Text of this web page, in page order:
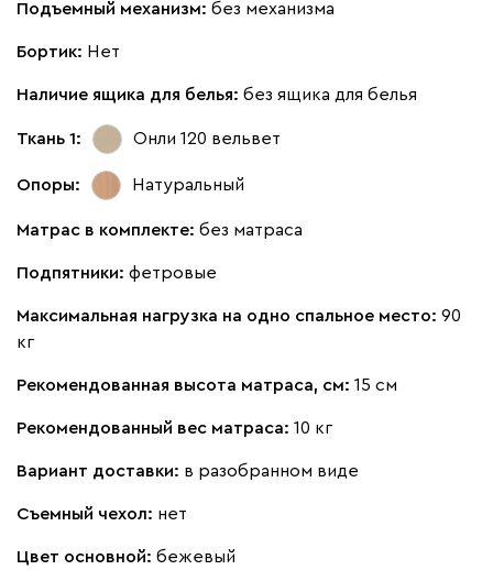
Букле
Терра
Подъемный механизм: без механизма
Бортик: Нет
Наличие ящика для белья: без ящика для белья
Ткань 1: Онли 120 вельвет
Опоры: Натуральный
Матрас в комплекте: без матраса
Подпятники: фетровые
Максимальная нагрузка на одно спальное место: 90
кг
Рекомендованная высота матраса, см: 15 см
Рекомендованный вес матраса: 10 кг
Вариант доставки: в разобранном виде
Съемный чехол: нет
Цвет основной: бежевый